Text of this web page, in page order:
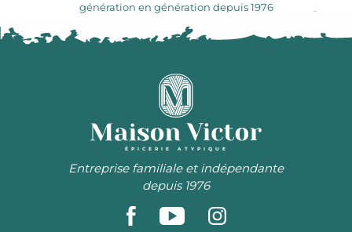
génération en génération depuis 1976
ÉPICERIE ATYPIQUE
Entreprise familiale et indépendante
depuis 1976